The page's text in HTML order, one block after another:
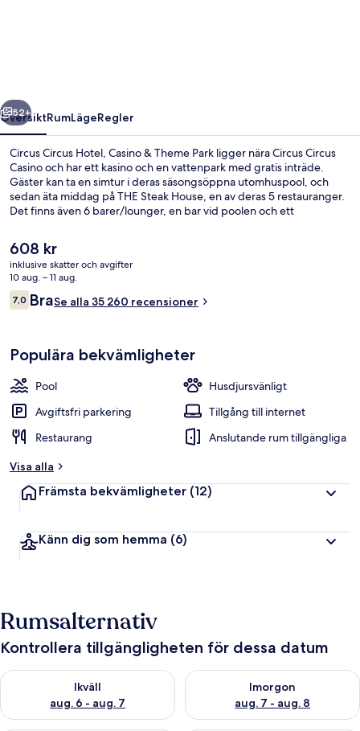
Park
Nästa
52+
ÖversiktRumLägeRegler
Circus Circus Hotel, Casino & Theme Park ligger nära Circus Circus
Casino och har ett kasino och en vattenpark med gratis inträde.
Gäster kan ta en simtur i deras säsongsöppna utomhuspool, och
sedan äta middag på THE Steak House, en av deras 5 restauranger.
Det finns även 6 barer/lounger, en bar vid poolen och ett
familjer och närheten till områdets sevärdheter. Boendet ligger bara
en kort promenad från kollektivtrafik. Till Westgate Las Vegas
Monorail Station tar det inte mer än 14 minuter att gå.
Det
nuvarande
priset
är
608 kr
608 kr
inklusive skatter och avgifter
10 aug. – 11 aug.
Recensioner
7,07,0 av 10,
BraSe alla 35 260 recensioner
Populära bekvämligheter
Pool
Husdjursvänligt
Avgiftsfri parkering
Tillgång till internet
Restaurang
Anslutande rum tillgängliga
Visa alla
Främsta bekvämligheter (12)
Känn dig som hemma (6)
Rumsalternativ
Kontrollera tillgängligheten för dessa datum
Ikväll
aug. 6 - aug. 7
Kontrollera tillgängligheten för ikväll aug. 6 - aug. 7
Imorgon
aug. 7 - aug. 8
Kontrollera tillgängligheten